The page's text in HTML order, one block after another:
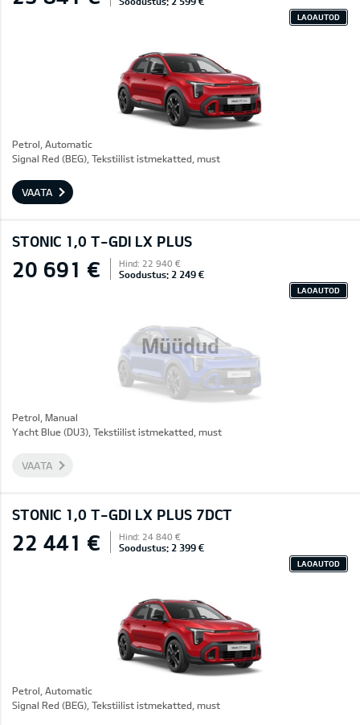
LAOAUTOD
Petrol, Automatic
Signal Red (BEG), Tekstiilist istmekatted, must
VAATA
STONIC 1,0 T-GDI LX PLUS
Müüdud
20 691 € Hind: 22 940 €
Soodustus: 2 249 €
LAOAUTOD
Petrol, Manual
Yacht Blue (DU3), Tekstiilist istmekatted, must
VAATA
STONIC 1,0 T-GDI LX PLUS 7DCT
22 441 € Hind: 24 840 €
Soodustus: 2 399 €
LAOAUTOD
Petrol, Automatic
Signal Red (BEG), Tekstiilist istmekatted, must